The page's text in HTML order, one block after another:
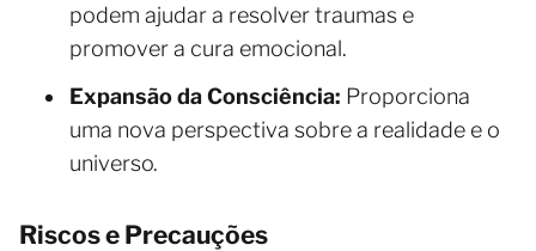
podem ajudar a resolver traumas e
promover a cura emocional.
Expansão da Consciência: Proporciona
uma nova perspectiva sobre a realidade e o
universo.
Riscos e Precauções